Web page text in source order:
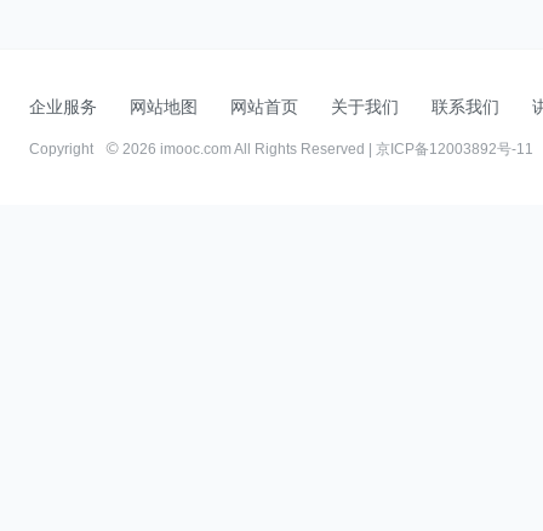
企业服务 网站地图 网站首页 关于我们 联系我们
Copyright 2026 imooc.com All Rights Reserved | 京ICP备12003892号-11